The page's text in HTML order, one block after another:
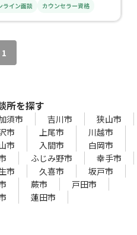
ライン面談 カウンセラー資格
1
所を探す
須市 吉川市
狭山市
市 上尾市
川越市
市 入間市
白岡市
ふじみ野市
幸手市
市 久喜市
坂戸市
蕨市
戸田市
蓮田市